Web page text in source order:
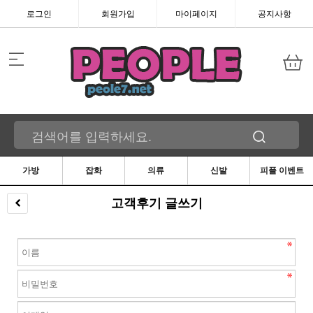
로그인 회원가입 마이페이지 공지사항
가방 잡화 의류 신발 피플 이벤트
고객후기 글쓰기